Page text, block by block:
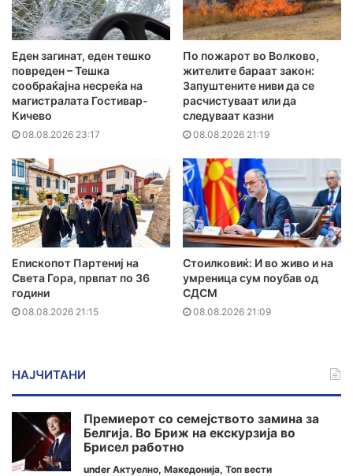
Еден загинат, еден тешко
повреден – Тешка
сообраќајна несреќа на
магистралата Гостивар-
Кичево
08.08.2026 23:17
По пожарот во Волково,
жителите бараат закон:
Запуштените ниви да се
расчистуваат или да
следуваат казни
08.08.2026 21:19
Епископот Партениј на
Света Гора, првпат по 36
години
08.08.2026 21:15
Стоилковиќ: И во живо и на
умреница сум поубав од
СДСМ
08.08.2026 21:09
НАЈЧИТАНИ
Премиерот со семејството замина за
Белгија. Во Бриж на екскурзија во
Брисел работно
under Актуелно, Македонија, Топ вести